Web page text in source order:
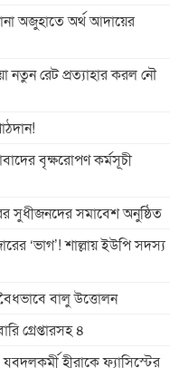
অজুহাতে অর্থ আদায়ের
নতুন রেট প্রত্যাহার করল নৌ
বৃক্ষরোপণ কর্মসূচী
সুধীজনদের সমাবেশ অনুষ্ঠিত
‘ভাগ’! শাল্লায় ইউপি সদস্য
বালু উত্তোলন
গ্রেপ্তারসহ ৪
হীরাকে ফ্যাসিস্টের